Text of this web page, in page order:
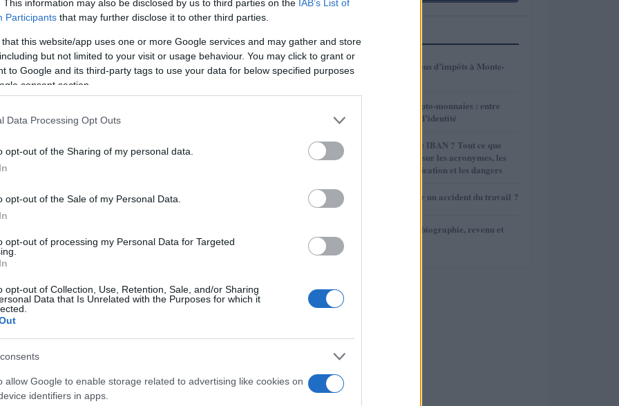
This information may also be disclosed by us to third parties on the IAB’s List of
Participants that may further disclose it to other third parties.
that this website/app uses one or more Google services and may gather and store
but not limited to your visit or usage behaviour. You may click to grant or
to Google and its third-party tags to use your data for below specified purposes
consent section.
Data Processing Opt Outs
opt-out of the Sharing of my personal data.
opt-out of the Sale of my Personal Data.
opt-out of processing my Personal Data for Targeted
opt-out of Collection, Use, Retention, Sale, and/or Sharing
Data that Is Unrelated with the Purposes for which it
allow Google to enable storage related to advertising like cookies on
identifiers in apps.
? Découvrez également comment il a gagné la
1 Combien payez-vous d’impôts à Monte-
Carlo ?
Évolution des crypto-monnaies : entre
maturité et perte d’identité
3
A quoi sert le code IBAN ? Tout ce que
vous devez savoir sur les acronymes, les
exemples, la vérification et les dangers
4 Comment signaler un accident du travail ?
5
Yossi Ghinsberg: biographie, revenu et